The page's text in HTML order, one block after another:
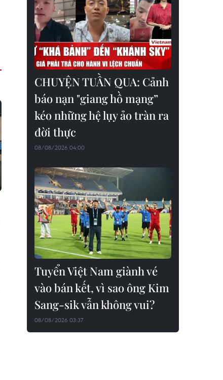
CHUYỆN TUẦN QUA: Cảnh
báo nạn "giang hồ mạng”
kéo những hệ lụy ảo tràn ra
đời thực
08/08/2026 04:00
Tuyển Việt Nam giành vé
vào bán kết, vì sao ông Kim
Sang-sik vẫn không vui?
08/08/2026 03:37